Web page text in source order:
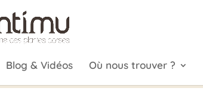
Blog & Vidéos Où nous trouver ?